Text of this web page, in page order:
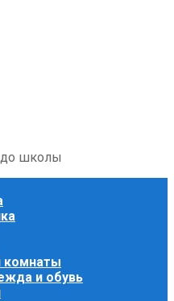
до школы
комнаты
и обувь